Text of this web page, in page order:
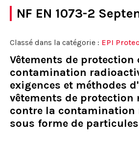
NF EN 1073-2
Classé dans la catégorie : EPI
Vêtements de protection
contamination
exigences et méthodes
vêtements de protection
contre la contamination
sous forme de particules